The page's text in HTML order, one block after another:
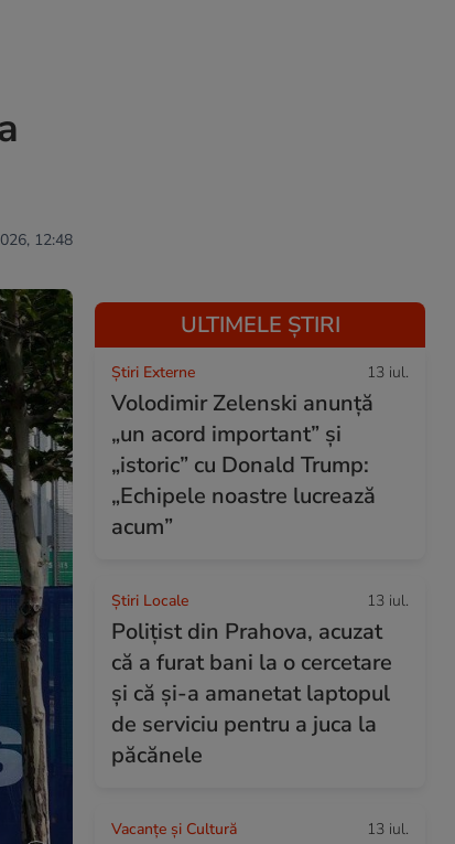
12:48
ULTIMELE ȘTIRI
Știri Externe 13 iul.
Volodimir Zelenski anunță
„un acord important” și
„istoric” cu Donald Trump:
„Echipele noastre lucrează
acum”
Știri Locale 13 iul.
Polițist din Prahova, acuzat
că a furat bani la o cercetare
și că și-a amanetat laptopul
de serviciu pentru a juca la
păcănele
Vacanțe și Cultură 13 iul.